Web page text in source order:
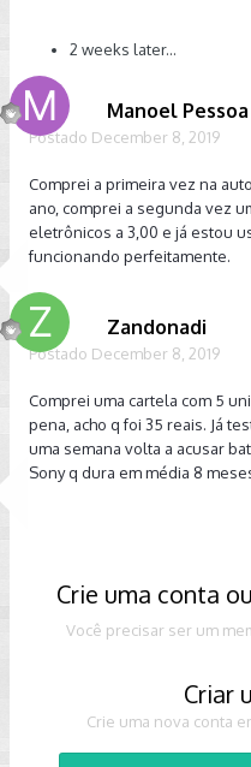
2 weeks later...
Manoel Pessoa
Postado December 8, 2019
Comprei a primeira vez na
ano, comprei a segunda vez
eletrônicos a 3,00 e já estou
funcionando perfeitamente.
Zandonadi
Postado December 8, 2019
Comprei uma cartela com 5
pena, acho q foi 35 reais. Já
uma semana volta a acusar
Sony q dura em média 8
Crie uma conta
Você precisar ser um
Criar
Crie uma nova conta